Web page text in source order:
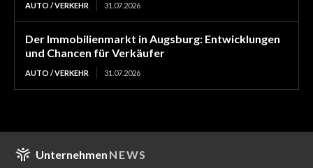
AUTO / VERKEHR 31.07.2026
Der Immobilienmarkt in Augsburg: Entwicklungen
und Chancen für Verkäufer
AUTO / VERKEHR 31.07.2026
Unternehmen NEWS